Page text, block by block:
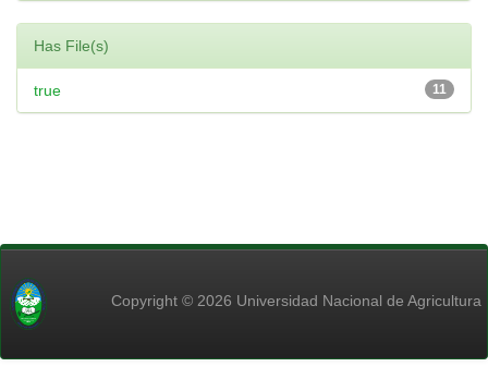
Has File(s)
11
true
Copyright © 2026 Universidad Nacional de Agricultura